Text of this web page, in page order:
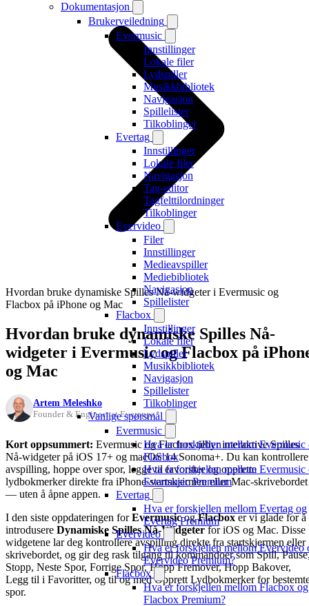
Dokumentasjon
Brukerveiledning
Evermusic
Innstillinger
Lokale filer
Lydspiller
Musikkbibliotek
Navigasjon
Spillelister
Tilkoblinger
Evertag
Innstillinger
Lokale filer
Navigasjon
Tag-editor
Tagfelttilordninger
Tilkoblinger
Evervideo
Filer
Innstillinger
Medieavspiller
Mediebibliotek
Navigasjon
Spillelister
Flacbox
Innstillinger
Lokale filer
Lydspiller
Musikkbibliotek
Navigasjon
Spillelister
Tilkoblinger
Vanlige spørsmål
Evermusic
Hva er forskjellen mellom Evermusic
Flacbox
Hva er forskjellen mellom Evermusic
Evermusic Premium
Evertag
Hva er forskjellen mellom Evertag og
Evertag Premium
Evervideo
Hva er forskjellen mellom Evervideo
Evervideo Premium?
Flacbox
Hva er forskjellen mellom Flacbox og
Flacbox Premium?
Hvordan bruke dynamiske Spilles Nå-widgeter i Evermusic og
Flacbox på iPhone og Mac
Hvordan bruke dynamiske Spilles Nå-
widgeter i Evermusic og Flacbox på
og Mac
Artem Meleshko
Founder & Engineer at Everappz
Kort oppsummert: Evermusic og Flacbox tilbyr interaktive Spilles
Nå-widgeter på iOS 17+ og macOS 14 Sonoma+. Du kan kontrollere
avspilling, hoppe over spor, legge til favoritter og opprette
lydbokmerker direkte fra iPhone-startskjermen eller Mac-skrivebordet
— uten å åpne appen.
I den siste oppdateringen forEvermusicogFlacboxer vi glade for å
introdusere Dynamiske Spilles Nå-Widgeterfor iOS og Mac. Disse
widgetene lar deg kontrollere avspilling direkte fra startskjermen eller
skrivebordet, og gir deg rask tilgang til kommandoer som Spill,
Stopp, Neste Spor, Forrige Spor, Hopp Fremover, Hopp Bakover,
Legg til i Favoritter, og til og med Opprett Lydbokmerker for
spor.